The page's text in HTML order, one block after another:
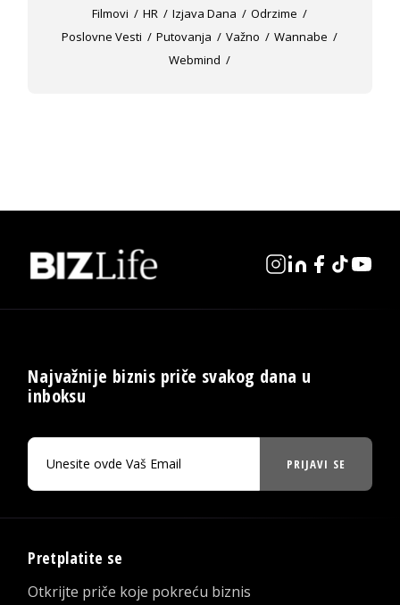
Filmovi
HR Izjava Dana
Odrzime
Poslovne Vesti
Putovanja Važno
Wannabe
Webmind
Najvažnije biznis priče svakog dana u
inboksu
PRIJAVI SE
Pretplatite se
Otkrijte priče koje pokreću biznis